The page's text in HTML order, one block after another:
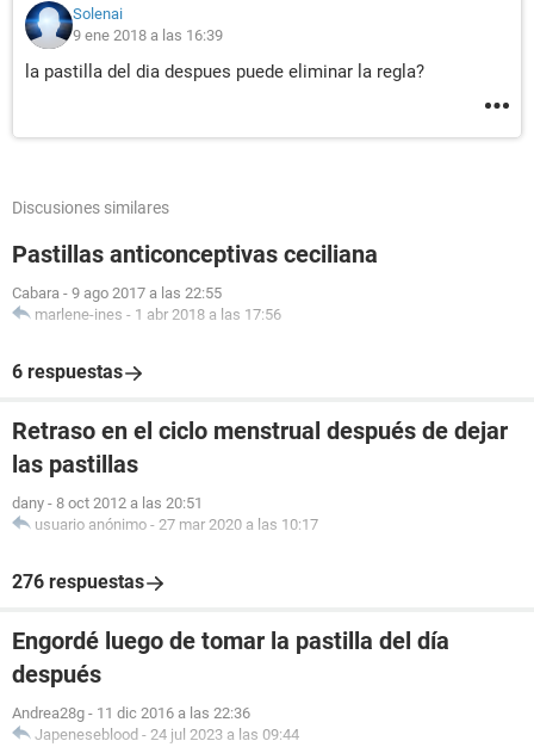
Solenai
9 ene 2018 a las 16:39
la pastilla del dia despues puede eliminar la regla?
Discusiones similares
Pastillas anticonceptivas ceciliana
Cabara - 9 ago 2017 a las 22:55
marlene-ines - 1 abr 2018 a las 17:56
6 respuestas
Retraso en el ciclo menstrual después de dejar
las pastillas
dany - 8 oct 2012 a las 20:51
usuario anónimo - 27 mar 2020 a las 10:17
276 respuestas
Engordé luego de tomar la pastilla del día
después
Andrea28g - 11 dic 2016 a las 22:36
Japeneseblood - 24 jul 2023 a las 09:44